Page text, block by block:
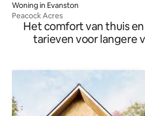
Woning in Evanston
Peacock Acres
Het comfort van thuis
tarieven voor langere